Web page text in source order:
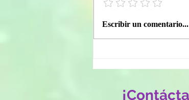
La Inspiradora
Escribir un comentario...